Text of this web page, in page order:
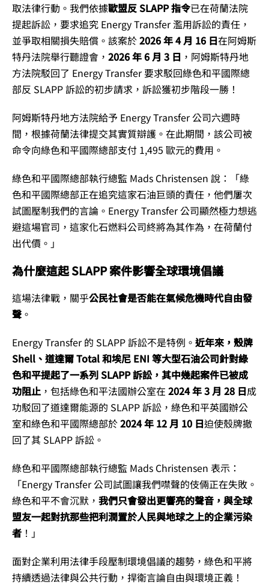
取法律行動。我們依據歐盟反 SLAPP 指令已在荷蘭法院
提起訴訟，要求追究 Energy Transfer 濫用訴訟的責任，
並爭取相關損失賠償。該案於2026 年 4 月 16 日在阿姆斯
特丹法院舉行聽證會， 2026 年6 月 3 日 ，阿姆斯特丹地
方法院駁回了 Energy Transfer 要求駁回綠色和平國際總
部反 SLAPP 訴訟的初步請求，訴訟獲初步階段一勝！
阿姆斯特丹地方法院給予 Energy Transfer 公司六週時
間，根據荷蘭法律提交其實質辯護。在此期間，該公司被
命令向綠色和平國際總部支付 1,495 歐元的費用。
綠色和平國際總部執行總監 Mads Christensen 說：
「綠
色和平國際總部正在追究這家石油巨頭的責任，他們屢次
試圖壓制我們的言論。Energy Transfer 公司顯然極力想逃
避這場官司，這家化石燃料公司終將為其作為，在荷蘭付
出代價。」
為什麼這起 SLAPP 案件影響全球環境倡議
這場法律戰，關乎公民社會是否能在氣候危機時代自由發
聲 。
Energy Transfer 的 SLAPP 訴訟不是特例。 近年來，殼牌
Shell、道達爾 Total 和埃尼 ENI 等大型石油公司針對綠
色和平提起了一系列 SLAPP 訴訟，其中幾起案件已被成
功阻止 ，包括綠色和平法國辦公室在 2024 年 3 月 28 日成
功駁回了道達爾能源的 SLAPP 訴訟，綠色和平英國辦公
室和綠色和平國際總部於2024 年 12 月 10 日迫使殼牌撤
回了其 SLAPP 訴訟。
綠色和平國際總部執行總監 Mads Christensen 表示：
「Energy Transfer 公司試圖讓我們噤聲的伎倆正在失敗。
綠色和平不會沉默， 我們只會發出更響亮的聲音，與全球
盟友一起對抗那些把利潤置於人民與地球之上的企業污染
者 ！」
面對企業利用法律手段壓制環境倡議的趨勢，綠色和平將
持續透過法律與公共行動，捍衛言論自由與環境正義！